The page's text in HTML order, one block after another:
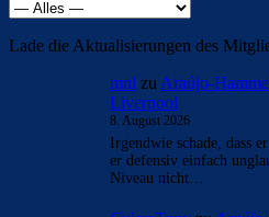
Lade die Aktualisierungen des
mnl zu Araújo-
Liverpool
8. August 2026
Irgendwie schade, dass
er defensiv einfach
Niveau nicht…